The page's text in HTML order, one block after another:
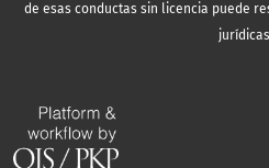
de esas conductas sin licencia puede